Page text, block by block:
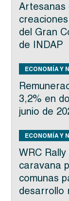
Artesanas
del Gran
de INDAP
ECONOMÍA Y
3,2% en
junio de
ECONOMÍA Y
WRC
caravana
comunas
desarrollo